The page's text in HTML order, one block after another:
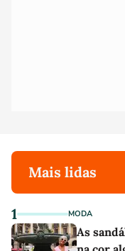
Mais lidas
1 MODA
As